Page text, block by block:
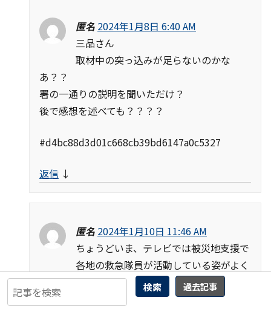
検索 過去記事
匿名 2024年1月8日 6:40 AM
三品さん
取材中の突っ込みが足らないのかな
あ？？
署の一通りの説明を聞いただけ？
後で感想を述べても？？？？
#d4bc88d3d01c668cb39bd6147a0c5327
返信 ↓
匿名 2024年1月10日 11:46 AM
ちょうどいま、テレビでは被災地支援で
各地の救急隊員が活動している姿がよく
見られます。
生命の大切さを感ぜずにはいられない状況に思